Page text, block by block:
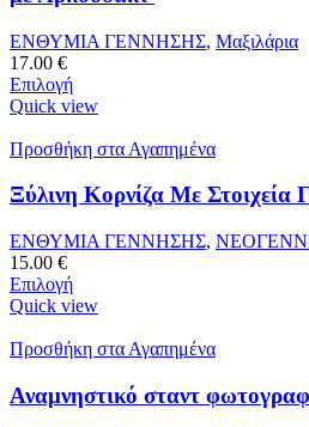
ΕΝΘΥΜΙΑ ΓΕΝΝΗΣΗΣ, Μαξιλάρια
17.00 €
Επιλογή
Quick view
Προσθήκη στα Αγαπημένα
Ξύλινη Κορνίζα Με Στοιχεία
ΕΝΘΥΜΙΑ ΓΕΝΝΗΣΗΣ,
15.00 €
Επιλογή
Quick view
Προσθήκη στα Αγαπημένα
Αναμνηστικό σταντ